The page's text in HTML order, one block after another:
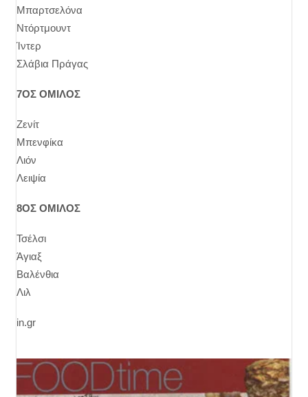
Μπαρτσελόνα
Ντόρτμουντ
Ίντερ
Σλάβια Πράγας
7ΟΣ ΟΜΙΛΟΣ
Ζενίτ
Μπενφίκα
Λιόν
Λειψία
8ΟΣ ΟΜΙΛΟΣ
Τσέλσι
Άγιαξ
Βαλένθια
Λιλ
in.gr